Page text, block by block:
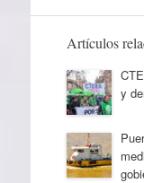
Artículos
y